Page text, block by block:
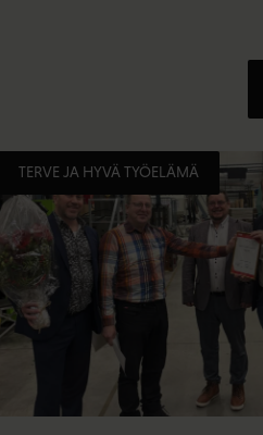
TERVE JA HYVÄ TYÖELÄMÄ